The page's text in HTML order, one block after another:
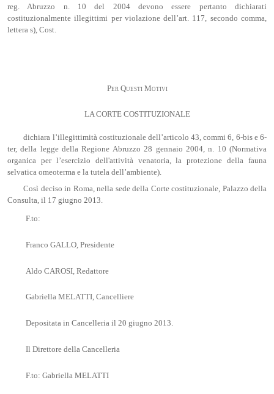
reg. Abruzzo n. 10 del 2004 devono essere pertanto dichiarati
costituzionalmente illegittimi per violazione dell’art. 117, secondo comma,
lettera s), Cost.
Per Questi Motivi
LA CORTE COSTITUZIONALE
dichiara l’illegittimità costituzionale dell’articolo 43, commi 6, 6-bis e 6-
ter, della legge della Regione Abruzzo 28 gennaio 2004, n. 10 (Normativa
organica per l’esercizio dell'attività venatoria, la protezione della fauna
selvatica omeoterma e la tutela dell’ambiente).
Così deciso in Roma, nella sede della Corte costituzionale, Palazzo della
Consulta, il 17 giugno 2013.
F.to:
Franco GALLO, Presidente
Aldo CAROSI, Redattore
Gabriella MELATTI, Cancelliere
Depositata in Cancelleria il 20 giugno 2013.
Il Direttore della Cancelleria
F.to: Gabriella MELATTI